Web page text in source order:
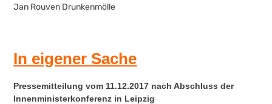
Jan Rouven Drunkenmölle
In eigener Sache
Pressemitteilung vom 11.12.2017 nach Abschluss der
Innenministerkonferenz in Leipzig